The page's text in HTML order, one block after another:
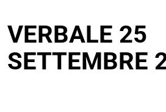
VERBALE 25
SETTEMBRE